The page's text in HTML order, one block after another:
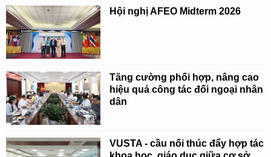
Hội nghị AFEO Midterm 2026
Tăng cường phối hợp, nâng cao
hiệu quả công tác đối ngoại nhân
dân
VUSTA - cầu nối thúc đẩy hợp tác